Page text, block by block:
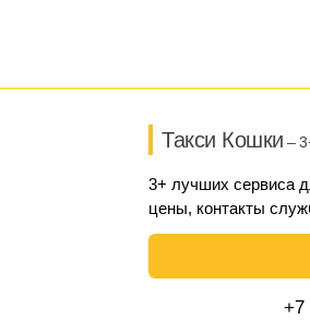
Такси Кошки –
3+ лучших сервиса
цены, контакты
+7